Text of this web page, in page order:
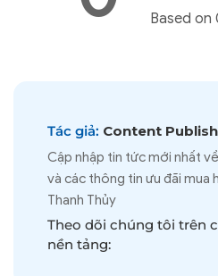
Based on
Tác giả: Content
Cập nhập tin tức mới nhất
và các thông tin ưu đãi mua
Thanh Thủy
Theo dõi chúng tôi trên
nền tảng: